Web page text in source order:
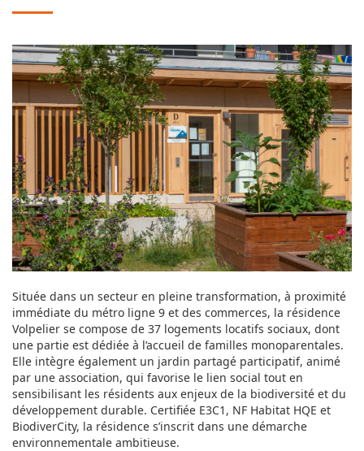
Située dans un secteur en pleine transformation, à proximité
immédiate du métro ligne 9 et des commerces, la résidence
Volpelier se compose de 37 logements locatifs sociaux, dont
une partie est dédiée à l’accueil de familles monoparentales.
Elle intègre également un jardin partagé participatif, animé
par une association, qui favorise le lien social tout en
sensibilisant les résidents aux enjeux de la biodiversité et du
développement durable. Certifiée E3C1, NF Habitat HQE et
BiodiverCity, la résidence s’inscrit dans une démarche
environnementale ambitieuse.